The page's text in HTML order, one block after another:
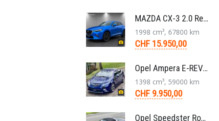
MAZDA CX-3 2.0 Revolution FWD Skyactiv Drive SUV 2017
1998 cm³, 67800 km
CHF 15.950,00
Opel Ampera E-REV Plug-in-Hybrid Limousine 2012
1398 cm³, 59000 km
CHF 9.950,00
Opel Speedster Roadster 2.2 L Targa 5-Gang 2002